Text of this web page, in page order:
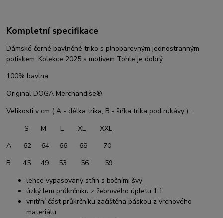
Kompletní specifikace
Dámské černé bavlněné triko s plnobarevným jednostranným
potiskem. Kolekce 2025 s motivem Tohle je dobrý.
100% bavlna
Original DOGA Merchandise®
Velikosti v cm ( A - délka trika, B - šířka trika pod rukávy ) :
S M L XL XXL
A 62 64 66 68 70
B 45 49 53 56 59
lehce vypasovaný střih s bočními švy
úzký lem průkrčníku z žebrového úpletu 1:1
vnitřní část průkrčníku začištěna páskou z vrchového
materiálu